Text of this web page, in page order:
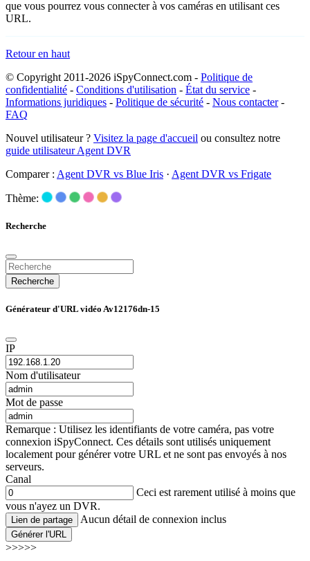
que vous pourrez vous connecter à vos caméras en utilisant ces
URL.
Retour en haut
© Copyright 2011-2026 iSpyConnect.com - Politique de
confidentialité - Conditions d'utilisation - État du service -
Informations juridiques - Politique de sécurité - Nous contacter-
FAQ
Nouvel utilisateur ? Visitez la page d'accueil ou consultez notre
guide utilisateur Agent DVR
Comparer : Agent DVR vs Blue Iris · Agent DVR vs Frigate
Thème:
Recherche
Recherche
Générateur d'URL vidéo Av12176dn-15
IP
Nom d'utilisateur
Mot de passe
Remarque : Utilisez les identifiants de votre caméra, pas votre
connexion iSpyConnect. Ces détails sont utilisés uniquement
localement pour générer votre URL et ne sont pas envoyés à nos
serveurs.
Canal
Ceci est rarement utilisé à moins que
vous n'ayez un DVR.
Lien de partage Aucun détail de connexion inclus
Générer l'URL
>>>>>